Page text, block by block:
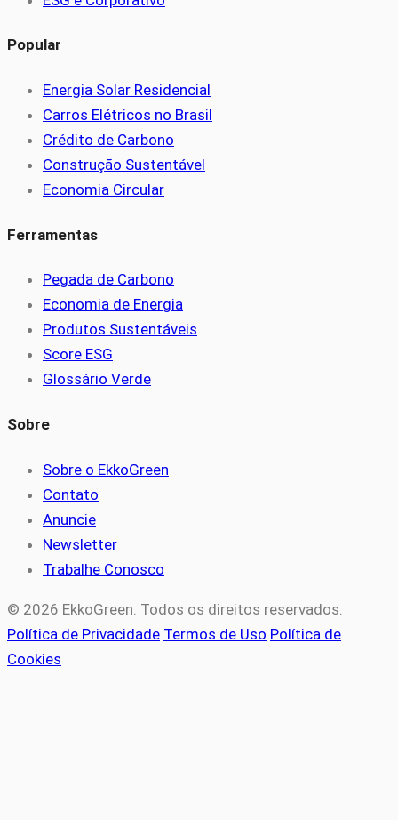
Popular
Energia Solar Residencial
Carros Elétricos no Brasil
Crédito de Carbono
Construção Sustentável
Economia Circular
Ferramentas
Pegada de Carbono
Economia de Energia
Produtos Sustentáveis
Score ESG
Glossário Verde
Sobre
Sobre o EkkoGreen
Contato
Anuncie
Newsletter
Trabalhe Conosco
© 2026 EkkoGreen. Todos os direitos reservados.
Política de Privacidade Termos de Uso Política de
Cookies